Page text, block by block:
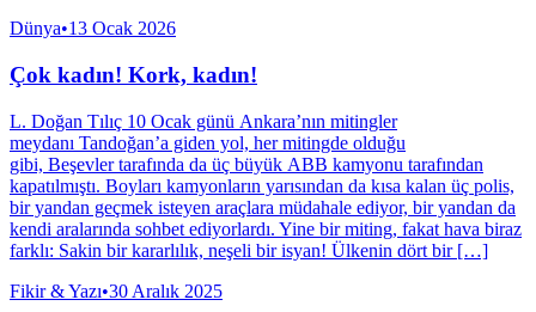
Dünya•13 Ocak 2026
Çok kadın! Kork, kadın!
L. Doğan Tılıç 10 Ocak günü Ankara’nın mitingler
meydanı Tandoğan’a giden yol, her mitingde olduğu
gibi, Beşevler tarafında da üç büyük ABB kamyonu tarafından
kapatılmıştı. Boyları kamyonların yarısından da kısa kalan üç polis,
bir yandan geçmek isteyen araçlara müdahale ediyor, bir yandan da
kendi aralarında sohbet ediyorlardı. Yine bir miting, fakat hava biraz
farklı: Sakin bir kararlılık, neşeli bir isyan! Ülkenin dört bir […]
Fikir & Yazı•30 Aralık 2025